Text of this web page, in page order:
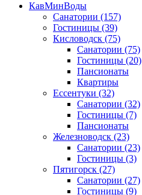
КавМинВоды
Санатории (157)
Гостиницы (39)
Кисловодск (75)
Санатории (75)
Гостиницы (20)
Пансионаты
Квартиры
Ессентуки (32)
Санатории (32)
Гостиницы (7)
Пансионаты
Железноводск (23)
Санатории (23)
Гостиницы (3)
Пятигорск (27)
Санатории (27)
Гостиницы (9)